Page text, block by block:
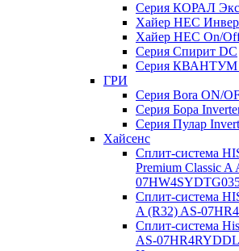
Серия КОРАЛ
Хайер HEC
Хайер HEC On/
Серия Спирит DC
Серия КВАНТУМ
ГРИ
Серия Bora ON/
Серия Бора
Серия Пулар
Хайсенс
Сплит-система
Premium Classic A
Сплит-система
A (R32) AS-
Сплит-система
AS-